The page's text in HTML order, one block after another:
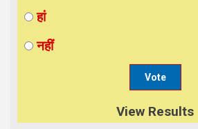
हां
नहीं
View Results